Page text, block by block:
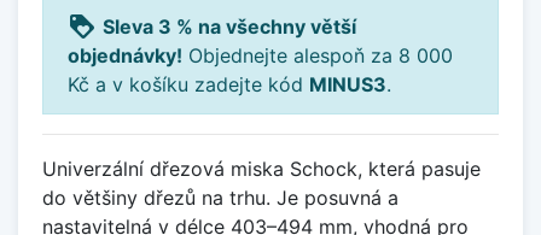
loyalty Sleva 3 % na všechny větší
objednávky! Objednejte alespoň za 8 000
Kč a v košíku zadejte kód MINUS3.
Univerzální dřezová miska Schock, která pasuje
do většiny dřezů na trhu. Je posuvná a
nastavitelná v délce 403–494 mm, vhodná pro